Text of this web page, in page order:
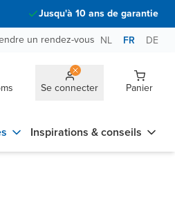
Jusqu'à 10 ans de garantie
un rendez-vous NL FR DE
Se connecter Panier
Inspirations & conseils